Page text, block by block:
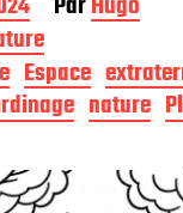
Espace
nature